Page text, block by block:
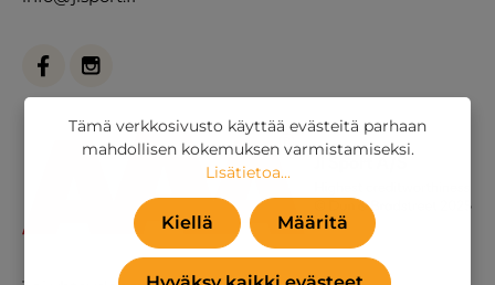
Tämä verkkosivusto käyttää evästeitä parhaan
mahdollisen kokemuksen varmistamiseksi.
Lisätietoa...
Kiellä Määritä